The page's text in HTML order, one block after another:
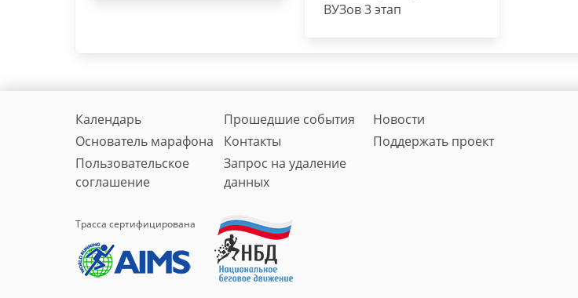
ВУЗов 3 этап
Календарь Прошедшие события
Новости
Основатель марафона
Контакты
Поддержать проект
Пользовательское
соглашение
Запрос на удаление
данных
Трасса сертифицирована